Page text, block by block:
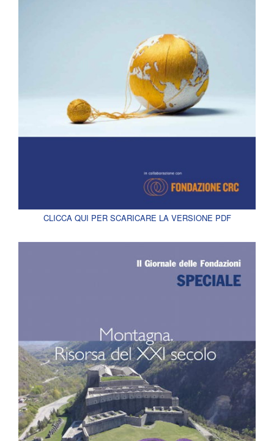
CLICCA QUI PER SCARICARE LA VERSIONE PDF